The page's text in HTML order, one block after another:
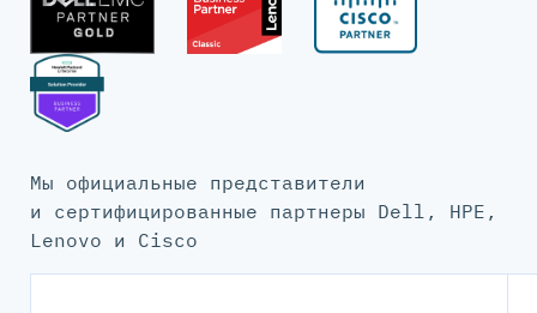
Мы официальные представители
и сертифицированные партнеры Dell, HPE,
Lenovo и Cisco